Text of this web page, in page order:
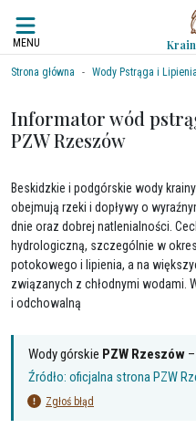
MENU
Strona główna Wody Pstrąga i Lipienia
Informator wód
PZW Rzeszów
Beskidzkie i podgórskie wody
obejmują rzeki i dopływy o
dnie oraz dobrej natlenialności.
hydrologiczną, szczególnie w
potokowego i lipienia, a na
związanych z chłodnymi wodami.
i odchowalną
Wody górskie PZW Rzeszów
Źródło: oficjalna strona PZW
Zgłoś błąd